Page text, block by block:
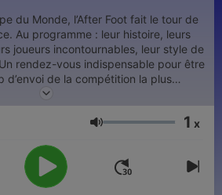
du Monde, l’After Foot fait le tour de
Au programme : leur histoire, leurs
joueurs incontournables, leur style de
rendez-vous indispensable pour être
d’envoi de la compétition la plus
Volume 1 x